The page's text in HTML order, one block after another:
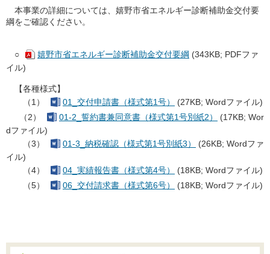
本事業の詳細については、嬉野市省エネルギー診断補助金交付要
綱をご確認ください。
○ 嬉野市省エネルギー診断補助金交付要綱 (343KB; PDFファ
イル)
【各種様式】
（1）
01_交付申請書（様式第1号）
(27KB; Wordファイル)
（2）
01-2_誓約書兼同意書（様式第1号別紙2）
(17KB; Wor
dファイル)
（3）
01-3_納税確認（様式第1号別紙3）
(26KB; Wordファ
イル)
（4）
04_実績報告書（様式第4号）
(18KB; Wordファイル)
（5）
06_交付請求書（様式第6号） (18KB; Wordファイル)